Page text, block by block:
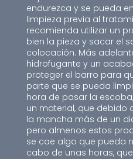
endurezca y se pueda
limpieza previa al
recomienda utilizar un
bien la pieza y sacar el
colocación. Más
hidrofugante y un
proteger el barro para
parte que se pueda
hora de pasar la
un material, que debido
la mancha más de un
pero almenos estos
se cae algo que pueda
cabo de unas horas,